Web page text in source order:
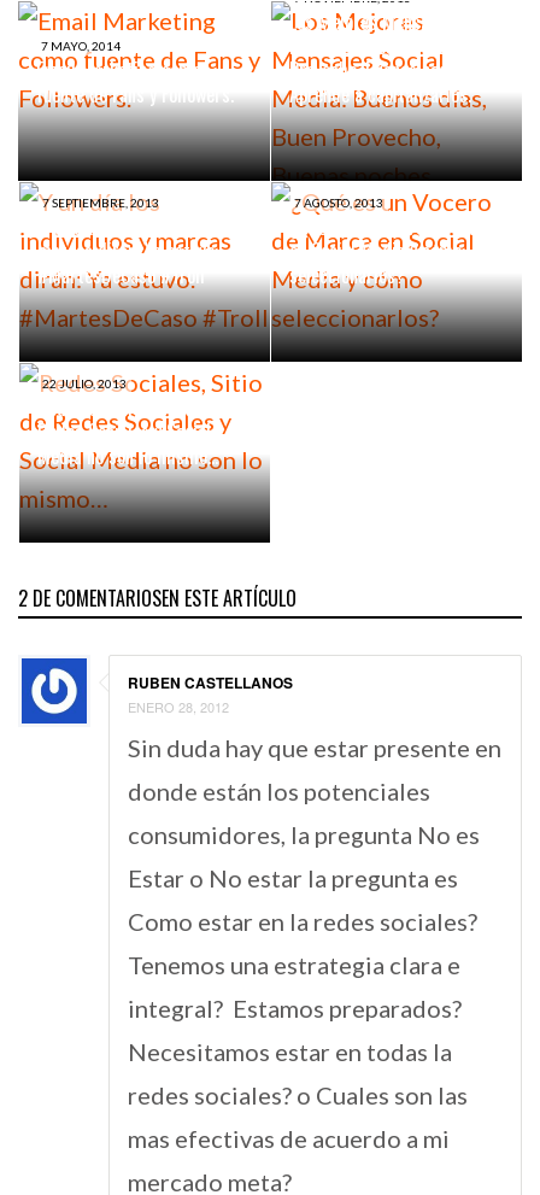
7 MAYO, 2014
Email Marketing como
fuente de Fans y Followers.
Los Mejores Mensajes Social
Media: Buenos días, Buen
Provecho, Buenas noches.
Aprende a capitalizarlos.
7 SEPTIEMBRE, 2013
Y un día los individuos y
marcas dirán: Ya estuvo.
#MartesDeCaso #Troll
7 AGOSTO, 2013
¿Qué es un Vocero de Marca
en Social Media y cómo
seleccionarlos?
22 JULIO, 2013
Redes Sociales, Sitio de
Redes Sociales y Social
Media no son lo mismo…
2 DE COMENTARIOSEN ESTE ARTÍCULO
RUBEN CASTELLANOS
ENERO 28, 2012
Sin duda hay que estar presente en
donde están los potenciales
consumidores, la pregunta No es
Estar o No estar la pregunta es
Como estar en la redes sociales?
Tenemos una estrategia clara e
integral? Estamos preparados?
Necesitamos estar en todas la
redes sociales? o Cuales son las
mas efectivas de acuerdo a mi
mercado meta?